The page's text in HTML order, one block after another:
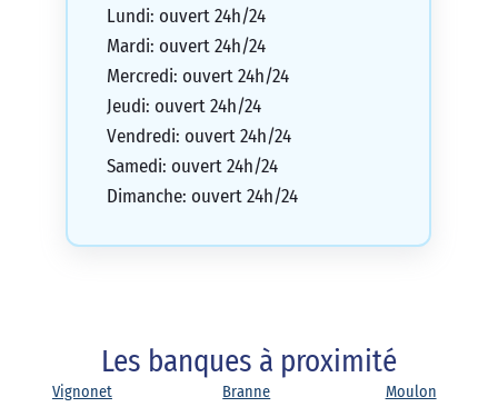
Lundi: ouvert 24h/24
Mardi: ouvert 24h/24
Mercredi: ouvert 24h/24
Jeudi: ouvert 24h/24
Vendredi: ouvert 24h/24
Samedi: ouvert 24h/24
Dimanche: ouvert 24h/24
Les banques à proximité
Vignonet
Branne
Moulon